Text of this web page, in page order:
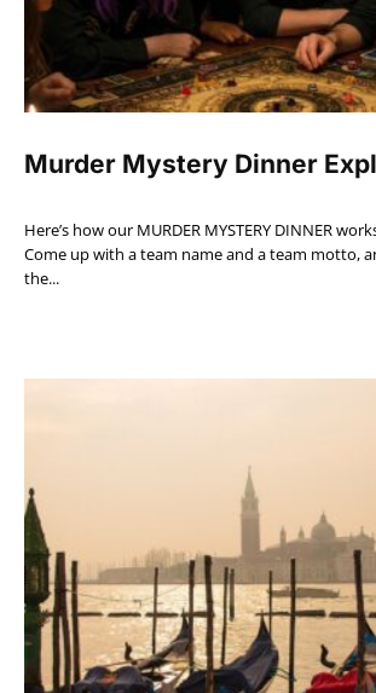
Murder Mystery Dinner
Here’s how our MURDER MYSTERY DINNER
Come up with a team name and a team motto,
the...